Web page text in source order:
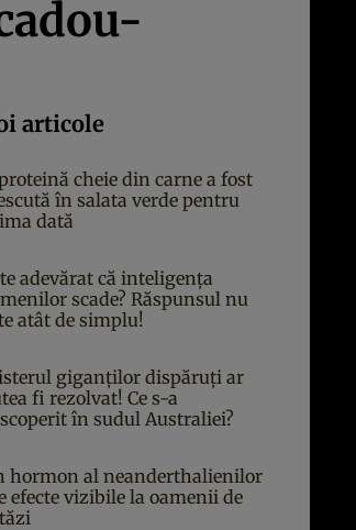
articole
cheie din carne a fost
în salata verde pentru
dată
adevărat că inteligența
scade? Răspunsul nu
atât de simplu!
giganților dispăruți ar
fi rezolvat! Ce s-a
în sudul Australiei?
hormon al neanderthalienilor
efecte vizibile la oamenii de